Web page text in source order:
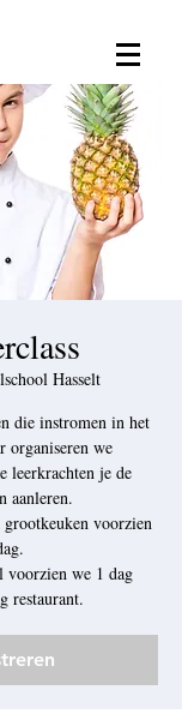
Hasselt
die instromen in het
organiseren we
leerkrachten je de
aanleren.
voorzien
we 1 dag
restaurant.